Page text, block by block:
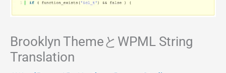
Brooklyn ThemeとWPML String
Translation